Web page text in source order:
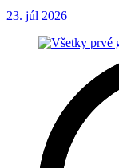
23. júl 2026